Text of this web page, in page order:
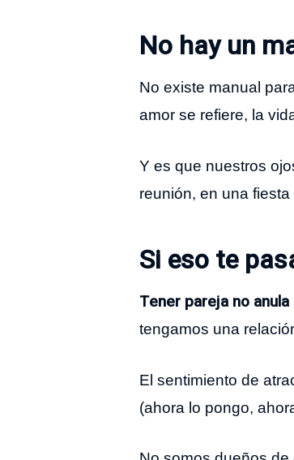
No hay un
No existe manual
amor se refiere, la
Y es que nuestros
reunión, en una
Si eso te
Tener pareja no
tengamos una
El sentimiento de
(ahora lo pongo,